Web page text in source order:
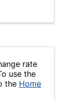
rate
use the
the Home